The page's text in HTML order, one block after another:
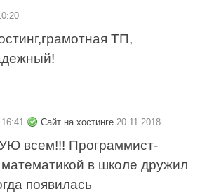
ТП,
Сайт на хостинге20.11.2018
всем!!! Программист-
в школе дружил
появилась